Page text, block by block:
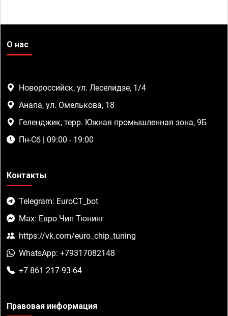
О нас
Новороссийск, ул. Леселидзе, 1/4
Анапа, ул. Омелькова, 18
Геленджик, терр. Южная промышленная зона, 9Б
Пн-Сб | 09:00 - 19:00
Контакты
Telegram: EuroCT_bot
Max: Евро Чип Тюнинг
https://vk.com/euro_chip_tuning
WhatsApp: +79317082148
+7 861 217-93-64
Правовая информация